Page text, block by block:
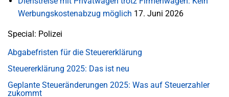
Werbungskostenabzug möglich 17. Juni 2026
Special: Polizei
Abgabefristen für die Steuererklärung
Steuererklärung 2025: Das ist neu
Geplante Steueränderungen 2025: Was auf Steuerzahler
zukommt